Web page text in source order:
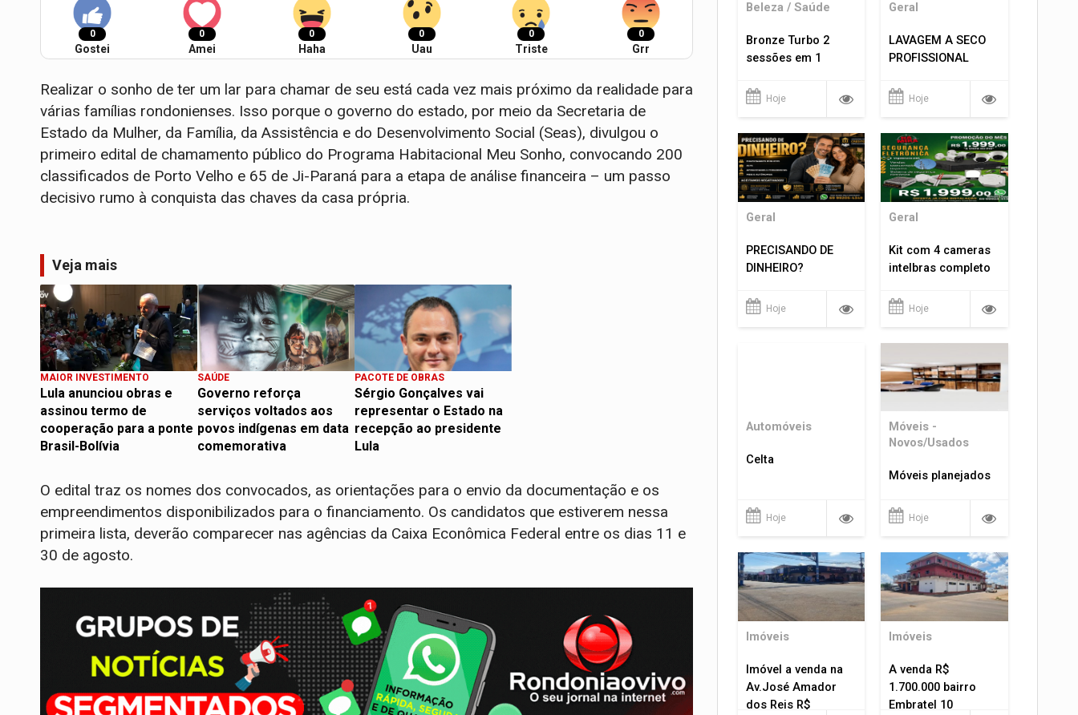
0
Gostei
0
Amei
0
Haha
0
Uau
0
Triste
0
Grr
Realizar o sonho de ter um lar para chamar de seu está cada vez mais próximo da realidade para
várias famílias rondonienses. Isso porque o governo do estado, por meio da Secretaria de
Estado da Mulher, da Família, da Assistência e do Desenvolvimento Social (Seas), divulgou o
primeiro edital de chamamento público do Programa Habitacional Meu Sonho, convocando 200
classificados de Porto Velho e 65 de Ji-Paraná para a etapa de análise financeira – um passo
decisivo rumo à conquista das chaves da casa própria.
Veja mais
MAIOR INVESTIMENTO
Lula anunciou obras e
assinou termo de
cooperação para a ponte
Brasil-Bolívia
SAÚDE
Governo reforça
serviços voltados aos
povos indígenas em data
comemorativa
PACOTE DE OBRAS
Sérgio Gonçalves vai
representar o Estado na
recepção ao presidente
Lula
O edital traz os nomes dos convocados, as orientações para o envio da documentação e os
empreendimentos disponibilizados para o financiamento. Os candidatos que estiverem nessa
primeira lista, deverão comparecer nas agências da Caixa Econômica Federal entre os dias 11 e
30 de agosto.
Beleza / Saúde
Bronze Turbo 2
sessões em 1
Hoje
Geral
LAVAGEM A SECO
PROFISSIONAL
Hoje
Geral
PRECISANDO DE
DINHEIRO?
Hoje
Geral
Kit com 4 cameras
intelbras completo
Hoje
Automóveis
Celta
Hoje
Móveis -
Novos/Usados
Móveis planejados
Hoje
Imóveis
Imóvel a venda na
Av.José Amador
dos Reis R$
Imóveis
A venda R$
1.700.000 bairro
Embratel 10